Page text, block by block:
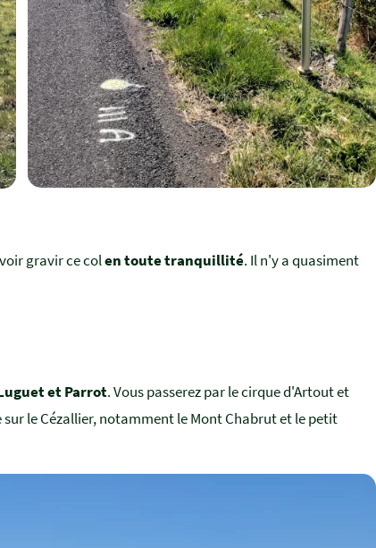
gravir ce colen toute tranquillité. Il n'y a quasiment
et Parrot. Vous passerez par le cirque d'Artout et
le Cézallier, notamment le Mont Chabrut et le petit